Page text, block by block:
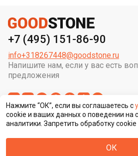
+7 (495) 151-86-90
Напишите нам, если у вас есть
предложения
info+318267448@goodstone.ru
Сменить регион строительства
Нажмите “ОК”, если вы соглашаетесь с
cookie и ваших данных о поведении на
аналитики. Запретить обработку
ОК